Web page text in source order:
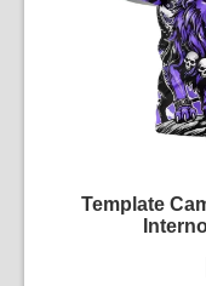
Template